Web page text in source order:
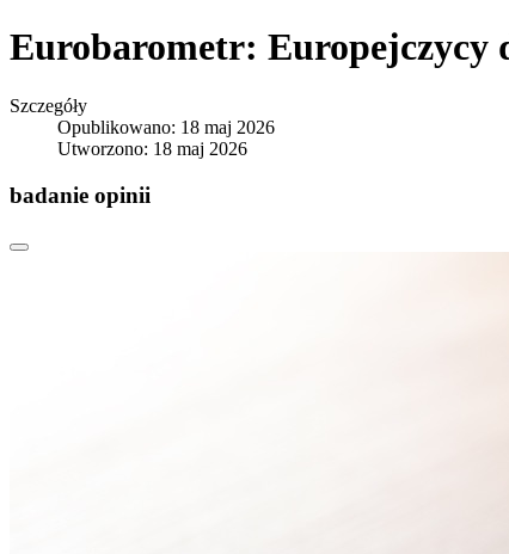
Eurobarometr: Europejczycy
Szczegóły
Opublikowano: 18 maj 2026
Utworzono: 18 maj 2026
badanie opinii